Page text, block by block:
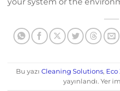
Bu yazı Cleaning Solutions, Eco
yayınlandı. Yer